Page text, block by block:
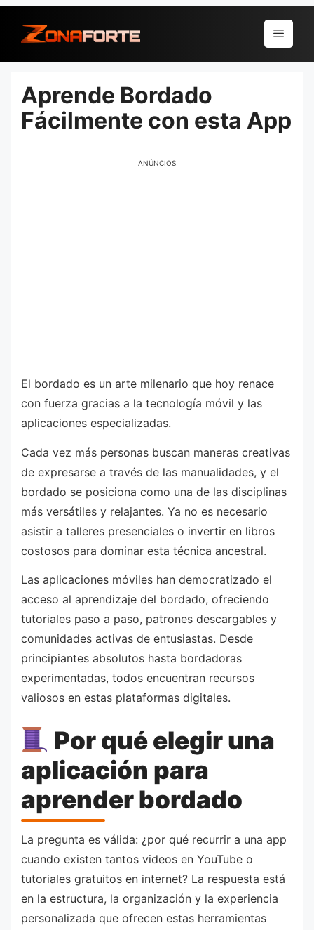
para
conteúdo
Menu
Aprende Bordado
Fácilmente con esta App
ANÚNCIOS
El bordado es un arte milenario que hoy renace
con fuerza gracias a la tecnología móvil y las
aplicaciones especializadas.
Cada vez más personas buscan maneras creativas
de expresarse a través de las manualidades, y el
bordado se posiciona como una de las disciplinas
más versátiles y relajantes. Ya no es necesario
asistir a talleres presenciales o invertir en libros
costosos para dominar esta técnica ancestral.
Las aplicaciones móviles han democratizado el
acceso al aprendizaje del bordado, ofreciendo
tutoriales paso a paso, patrones descargables y
comunidades activas de entusiastas. Desde
principiantes absolutos hasta bordadoras
experimentadas, todos encuentran recursos
valiosos en estas plataformas digitales.
Por qué elegir una
aplicación para
aprender bordado
La pregunta es válida: ¿por qué recurrir a una app
cuando existen tantos videos en YouTube o
tutoriales gratuitos en internet? La respuesta está
en la estructura, la organización y la experiencia
personalizada que ofrecen estas herramientas